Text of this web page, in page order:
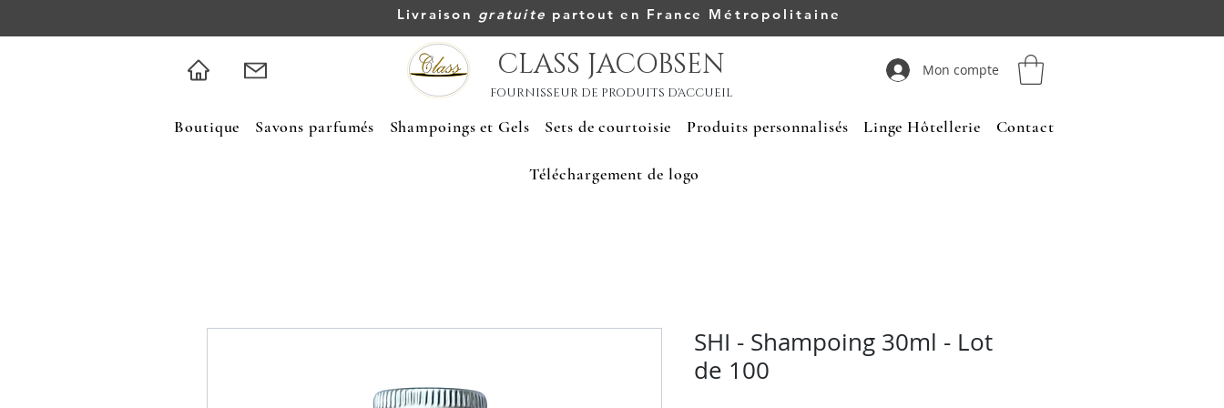
Livraison gratuite partout en France Métropolitaine
CLASS JACOBSEN
FOURNISSEUR DE PRODUITS D'ACCUEIL
Mon compte
Boutique Savons parfumés Shampoings et Gels Sets de courtoisie Produits personnalisés Linge Hôtellerie Contact
Téléchargement de logo
SHI - Shampoing 30ml - Lot
de 100